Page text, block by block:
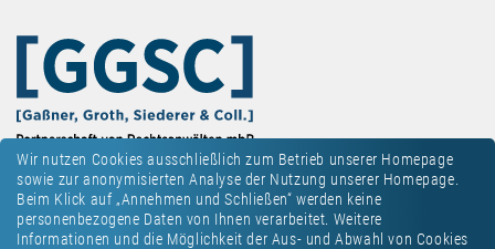
Wir nutzen Cookies ausschließlich zum Betrieb unserer Homepage
sowie zur anonymisierten Analyse der Nutzung unserer Homepage.
Beim Klick auf „Annehmen und Schließen“ werden keine
personenbezogene Daten von Ihnen verarbeitet. Weitere
Informationen und die Möglichkeit der Aus- und Abwahl von Cookies